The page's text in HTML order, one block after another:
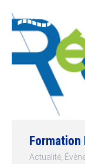
Formation
Actualité